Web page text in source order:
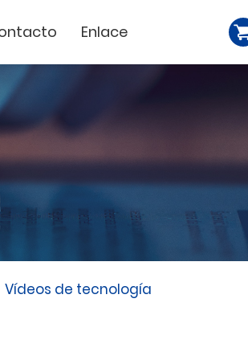
Cortador Láser
muestras
Vídeos de
presentación
Historias de éxito
Milestoens
Feria de muestras
distribuidor
Enlace
Financing Service
GCC Web Shop
Vídeos de tecnología